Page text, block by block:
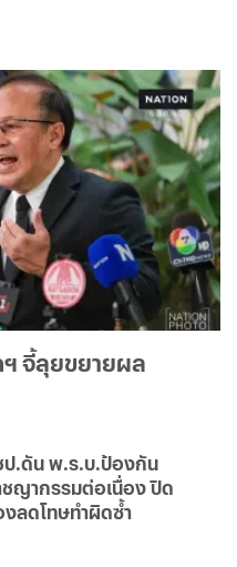
จี้ลุยขยายผล
ป.ดัน พ.ร.บ.ป้องกัน
ญากรรมต่อเนื่อง ปิด
ลดโทษทำผิดซ้ำ